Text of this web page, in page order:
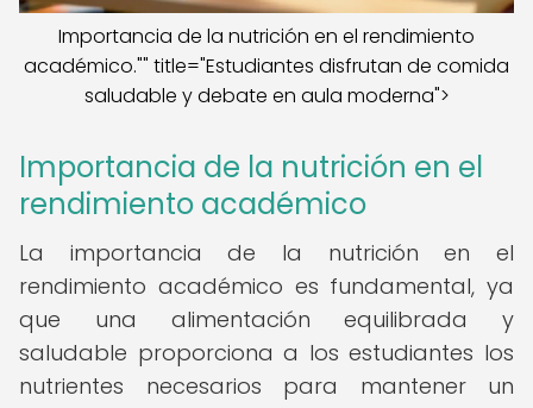
Importancia de la nutrición en el rendimiento
académico."" title="Estudiantes disfrutan de comida
saludable y debate en aula moderna">
Importancia de la nutrición en el
rendimiento académico
La importancia de la nutrición en el
rendimiento académico es fundamental, ya
que una alimentación equilibrada y
saludable proporciona a los estudiantes los
nutrientes necesarios para mantener un